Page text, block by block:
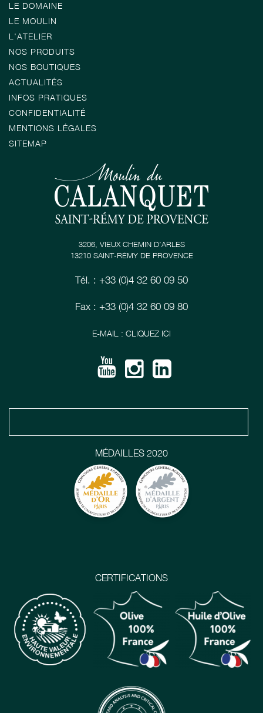
LE DOMAINE
LE MOULIN
L'ATELIER
NOS PRODUITS
NOS BOUTIQUES
ACTUALITÉS
INFOS PRATIQUES
CONFIDENTIALITÉ
MENTIONS LÉGALES
SITEMAP
CERTIFICATIONS
MÉDAILLES 2020
3206, VIEUX CHEMIN D’ARLES
13210 SAINT-RÉMY DE PROVENCE
Tél. : +33 (0)4 32 60 09 50
Fax : +33 (0)4 32 60 09 80
E-MAIL : CLIQUEZ ICI